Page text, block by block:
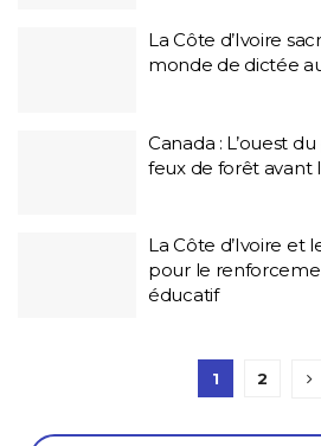
La Côte d’Ivoire
monde de dictée
Canada : L’ouest
feux de forêt avant
La Côte d’Ivoire et
pour le
éducatif
1 2